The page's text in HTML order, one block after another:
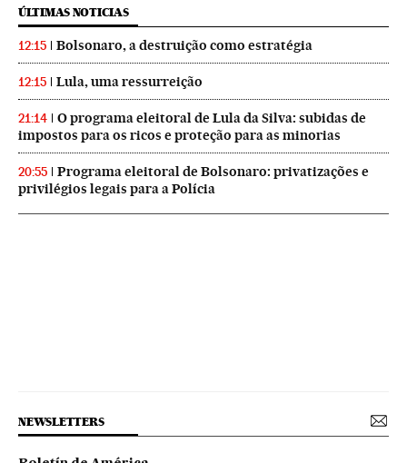
ÚLTIMAS NOTICIAS
12:15 Bolsonaro, a destruição como estratégia
12:15 Lula, uma ressurreição
21:14
O programa eleitoral de Lula da Silva: subidas de
impostos para os ricos e proteção para as minorias
20:55
Programa eleitoral de Bolsonaro: privatizações e
privilégios legais para a Polícia
NEWSLETTERS